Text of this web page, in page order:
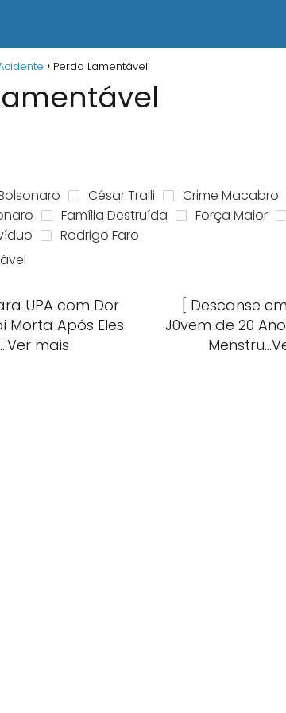
Perda Lamentável
César Tralli Crime Macabro
Família Destruída Força Maior
Rodrigo Faro
UPA com Dor
Morta Após Eles
mais
[ Descanse
J0vem de 20